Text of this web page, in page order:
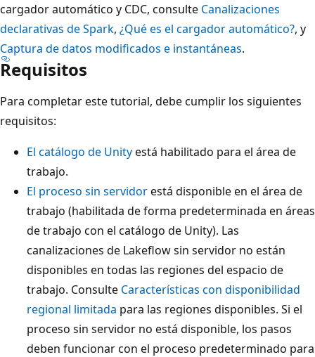
cargador automático y CDC, consulte Canalizaciones
declarativas de Spark, ¿Qué es el cargador automático?, y
Captura de datos modificados e instantáneas.
Requisitos
Para completar este tutorial, debe cumplir los siguientes
requisitos:
El catálogo de Unityestá habilitado para el área de
trabajo.
El proceso sin servidorestá disponible en el área de
trabajo (habilitada de forma predeterminada en áreas
de trabajo con el catálogo de Unity). Las
canalizaciones de Lakeflow sin servidor no están
disponibles en todas las regiones del espacio de
trabajo. Consulte Características con disponibilidad
regional limitada para las regiones disponibles. Si el
proceso sin servidor no está disponible, los pasos
deben funcionar con el proceso predeterminado para